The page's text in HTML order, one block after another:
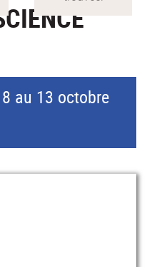
au 13 octobre